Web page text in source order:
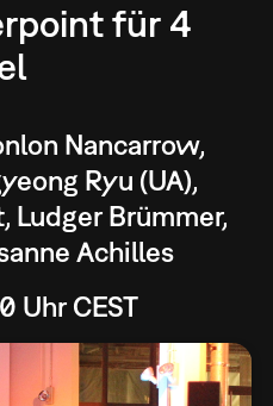
für 4
Nancarrow,
Ryu (UA),
Ludger Brümmer,
Achilles
Uhr CEST